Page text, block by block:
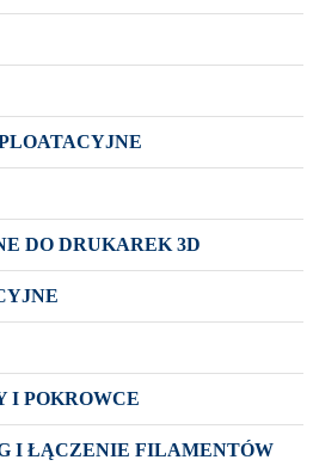
DO DRUKAREK 3D
I POKROWCE
I ŁĄCZENIE FILAMENTÓW